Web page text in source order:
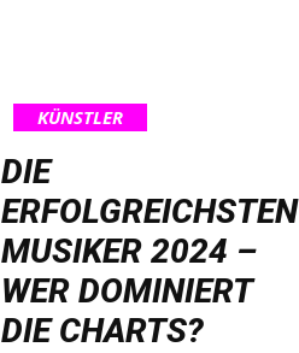
KÜNSTLER
DIE
ERFOLGREICHSTEN
MUSIKER 2024 –
WER DOMINIERT
DIE CHARTS?